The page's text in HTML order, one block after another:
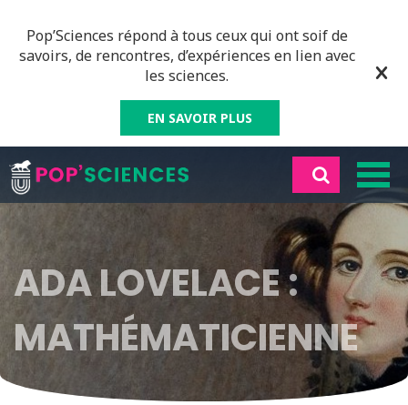
Pop’Sciences répond à tous ceux qui ont soif de
savoirs, de rencontres, d’expériences en lien avec
les sciences.
EN SAVOIR PLUS
ADA LOVELACE :
MATHÉMATICIENNE